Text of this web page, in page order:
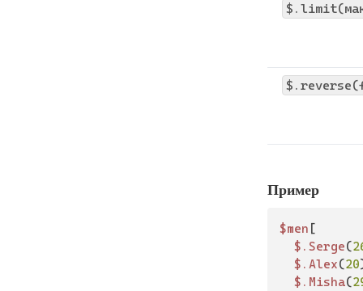
Пример
$men [
$.Serge(
$.Alex(20
$.Misha(